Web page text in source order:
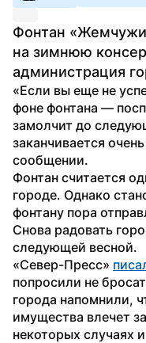
Фонтан
на зимнюю
администрация
«Если вы еще не
фоне фонтана —
замолчит до
заканчивается
сообщении.
Фонтан считается
городе. Однако
фонтану пора
Снова радовать
следующей весной.
«Север-Пресс»
попросили не
города напомнили,
имущества влечет
некоторых случаях